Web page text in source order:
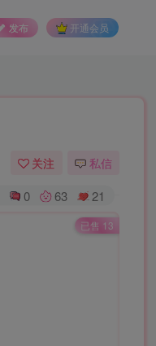
发布 开通会员
关注 私信
0 63 21
已售 13